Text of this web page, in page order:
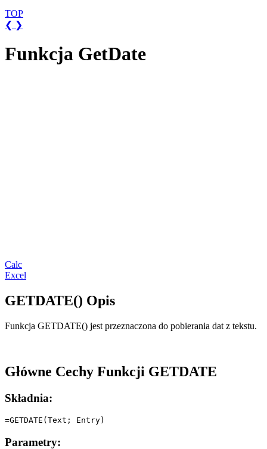
TOP
❮ ❯
Funkcja GetDate
Calc
Excel
GETDATE() Opis
Funkcja GETDATE() jest przeznaczona do pobierania dat z tekstu.
Główne Cechy Funkcji GETDATE
Składnia:
Parametry: